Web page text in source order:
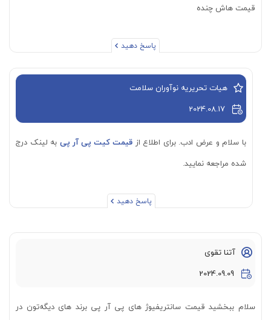
قیمت هاش چنده
پاسخ دهید
هیات تحریریه نوآوران سلامت
2024.08.17
با سلام و عرض ادب. برای اطلاع ازقیمت کیت پی آر پی به لینک درج
شده مراجعه نمایید.
پاسخ دهید
آتنا تقوی
2024.09.09
سلام ببخشید قیمت سانتریفیوژ های پی آر پی برند های دیگه‌تون در